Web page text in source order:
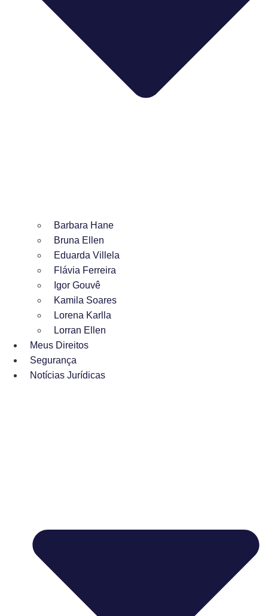
Barbara Hane
Bruna Ellen
Eduarda Villela
Flávia Ferreira
Igor Gouvê
Kamila Soares
Lorena Karlla
Lorran Ellen
Meus Direitos
Segurança
Notícias Jurídicas